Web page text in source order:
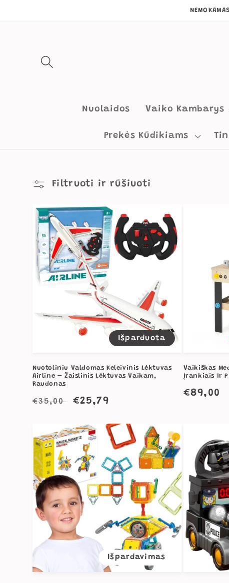
Nuolaidos Vaiko Kambarys
Prekės Kūdikiams
Filtruoti ir rūšiuoti
Išparduota
Nuotoliniu Valdomas Keleivinis Lėktuvas
Airline – Žaislinis Lėktuvas Vaikam,
Raudonas
Įprasta
€35,00
Išpardavimo
€25,79
Vaikiškas
Įrankiais Ir
Įprasta
€89,00
Išpardavimas